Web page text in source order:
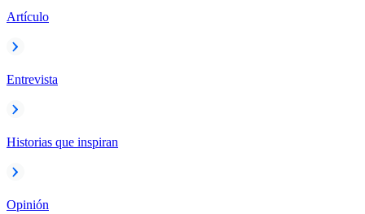
Artículo
Entrevista
Historias que inspiran
Opinión